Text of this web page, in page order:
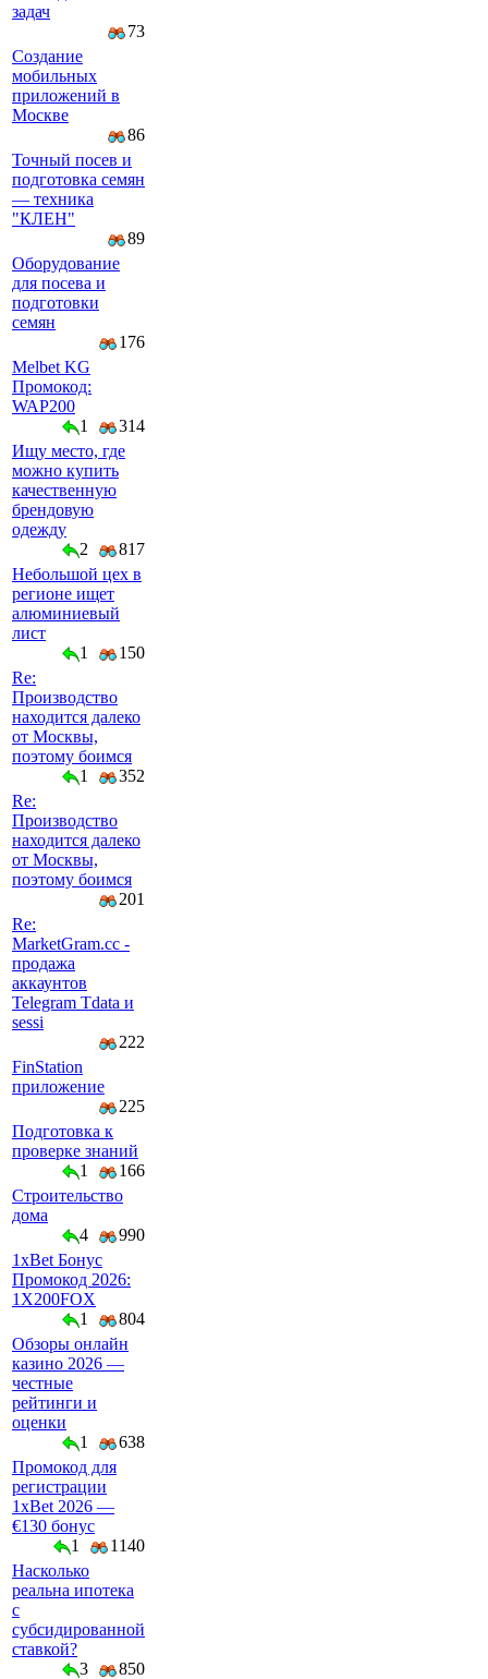
задач
73
Создание
мобильных
приложений в
Москве
86
Точный посев и
подготовка семян
— техника
"КЛЕН"
89
Оборудование
для посева и
подготовки
семян
176
Melbet KG
Промокод:
WAP200
1
314
Ищу место, где
можно купить
качественную
брендовую
одежду
2
817
Небольшой цех в
регионе ищет
алюминиевый
лист
1
150
Re:
Производство
находится далеко
от Москвы,
поэтому боимся
1
352
Re:
Производство
находится далеко
от Москвы,
поэтому боимся
201
Re:
MarketGram.cc -
продажа
аккаунтов
Telegram Tdata и
sessi
222
FinStation
приложение
225
Подготовка к
проверке знаний
1
166
Строительство
дома
4
990
1xBet Бонус
Промокод 2026:
1X200FOX
1
804
Обзоры онлайн
казино 2026 —
честные
рейтинги и
оценки
1
638
Промокод для
регистрации
1xBet 2026 —
€130 бонус
1
1140
Насколько
реальна ипотека
с
субсидированной
ставкой?
3
850